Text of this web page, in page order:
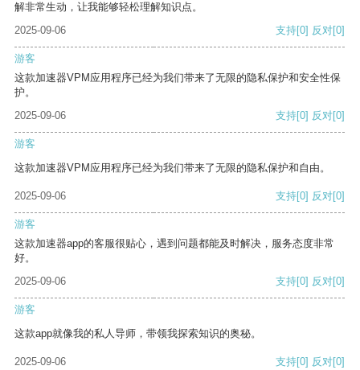
解非常生动，让我能够轻松理解知识点。
2025-09-06
支持[0] 反对[0]
游客
这款加速器VPM应用程序已经为我们带来了无限的隐私保护和安全性保
护。
2025-09-06
支持[0] 反对[0]
游客
这款加速器VPM应用程序已经为我们带来了无限的隐私保护和自由。
2025-09-06 支持[0] 反对[0]
游客
这款加速器app的客服很贴心，遇到问题都能及时解决，服务态度非常
好。
2025-09-06
支持[0] 反对[0]
游客
这款app就像我的私人导师，带领我探索知识的奥秘。
2025-09-06 支持[0] 反对[0]